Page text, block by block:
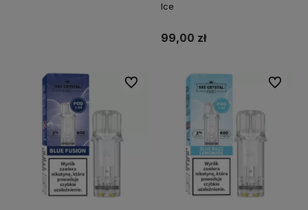
Ice
99,00 zł
Do ulubionych Do